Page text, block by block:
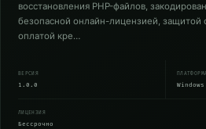
восстановления PHP-файлов,
безопасной онлайн-лицензией, защитой
оплатой кре…
ВЕРСИЯ
1.0.0
ЛИЦЕНЗИЯ
Бессрочно